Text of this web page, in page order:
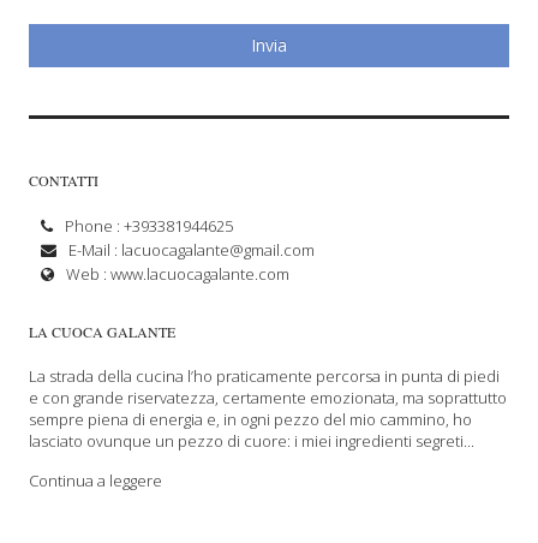
CONTATTI
Phone : +393381944625
E-Mail : lacuocagalante@gmail.com
Web :www.lacuocagalante.com
LA CUOCA GALANTE
La strada della cucina l’ho praticamente percorsa in punta di piedi
e con grande riservatezza, certamente emozionata, ma soprattutto
sempre piena di energia e, in ogni pezzo del mio cammino, ho
lasciato ovunque un pezzo di cuore: i miei ingredienti segreti...
Continua a leggere